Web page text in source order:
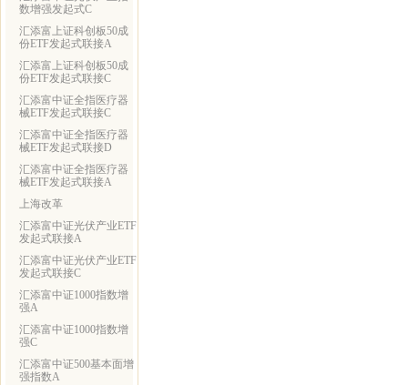
数增强发起式C
汇添富上证科创板50成
份ETF发起式联接A
汇添富上证科创板50成
份ETF发起式联接C
汇添富中证全指医疗器
械ETF发起式联接C
汇添富中证全指医疗器
械ETF发起式联接D
汇添富中证全指医疗器
械ETF发起式联接A
上海改革
汇添富中证光伏产业ETF
发起式联接A
汇添富中证光伏产业ETF
发起式联接C
汇添富中证1000指数增
强A
汇添富中证1000指数增
强C
汇添富中证500基本面增
强指数A